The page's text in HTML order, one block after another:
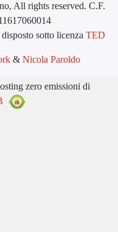
All rights reserved. C.F.
sotto licenza TED
&Nicola Paroldo
zero emissioni di